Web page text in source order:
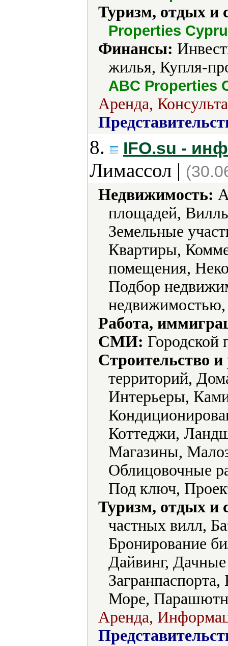
Туризм, отдых и
Properties
Финансы:
жилья, Купля-
ABC Properties
Аренда,
8. IFO.su -
Лимассол |
Недвижимость:
площадей,
Земельные
Квартиры,
помещения,
Подбор
Работа,
СМИ: Городской
Строительство
территорий,
Интерьеры,
Коттеджи,
Магазины,
Облицовочные
Под ключ,
Туризм, отдых и
частных вилл,
Бронирование
Дайвинг,
Море,
Аренда,